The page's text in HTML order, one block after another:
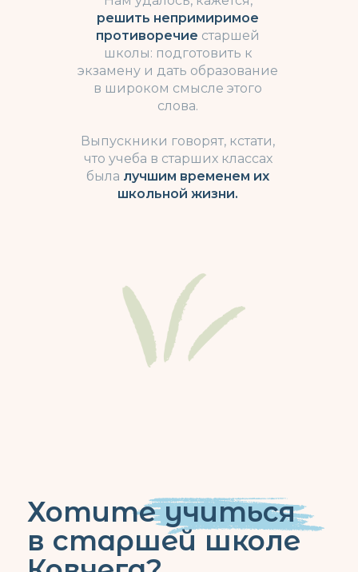
решить непримиримое
противоречие старшей
школы: подготовить к
экзамену и дать образование
в широком смысле этого
слова.
Выпускники говорят, кстати,
что учеба в старших классах
была лучшим временем их
школьной жизни.
Отправить
Подробнее